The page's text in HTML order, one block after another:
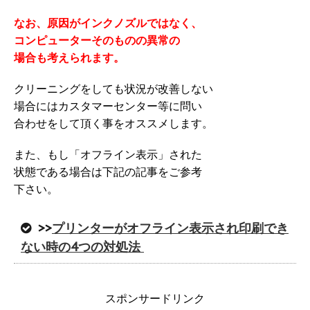
なお、原因がインクノズルではなく、
コンピューターそのものの異常の
場合も考えられます。
クリーニングをしても状況が改善しない
場合にはカスタマーセンター等に問い
合わせをして頂く事をオススメします。
また、もし「オフライン表示」された
状態である場合は下記の記事をご参考
下さい。
>>プリンターがオフライン表示され印刷でき
ない時の4つの対処法
スポンサードリンク